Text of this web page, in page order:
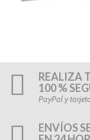
REALIZA
100 %
PayPal y
ENVÍOS